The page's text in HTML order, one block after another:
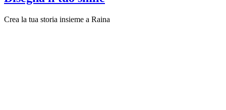
Crea la tua storia insieme a Raina